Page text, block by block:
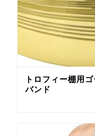
トロフィー棚用
バンド